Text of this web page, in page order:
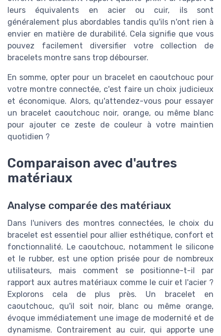
leurs équivalents en acier ou cuir, ils sont
généralement plus abordables tandis qu'ils n'ont rien à
envier en matière de durabilité. Cela signifie que vous
pouvez facilement diversifier votre collection de
bracelets montre sans trop débourser.
En somme, opter pour un bracelet en caoutchouc pour
votre montre connectée, c'est faire un choix judicieux
et économique. Alors, qu'attendez-vous pour essayer
un bracelet caoutchouc noir, orange, ou même blanc
pour ajouter ce zeste de couleur à votre maintien
quotidien ?
Comparaison avec d'autres
matériaux
Analyse comparée des matériaux
Dans l'univers des montres connectées, le choix du
bracelet est essentiel pour allier esthétique, confort et
fonctionnalité. Le caoutchouc, notamment le silicone
et le rubber, est une option prisée pour de nombreux
utilisateurs, mais comment se positionne-t-il par
rapport aux autres matériaux comme le cuir et l'acier ?
Explorons cela de plus près. Un bracelet en
caoutchouc, qu'il soit noir, blanc ou même orange,
évoque immédiatement une image de modernité et de
dynamisme. Contrairement au cuir, qui apporte une